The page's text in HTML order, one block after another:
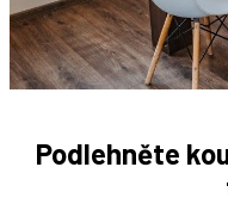
Podlehněte